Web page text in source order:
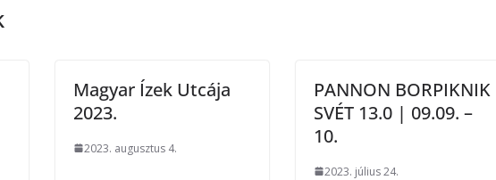
Magyar Ízek Utcája
2023.
2023. augusztus 4.
PANNON BORPIKNIK
SVÉT 13.0 | 09.09. –
10.
2023. július 24.